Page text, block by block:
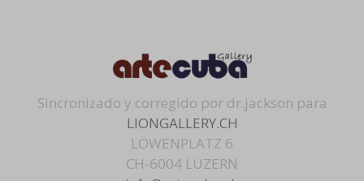
Sincronizado y corregido por dr.jackson para
LIONGALLERY.CH
LÖWENPLATZ 6
CH-6004 LUZERN